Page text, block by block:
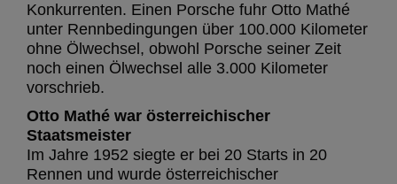
Konkurrenten. Einen Porsche fuhr Otto Mathé
unter Rennbedingungen über 100.000 Kilometer
ohne Ölwechsel, obwohl Porsche seiner Zeit
noch einen Ölwechsel alle 3.000 Kilometer
vorschrieb.
Otto Mathé war österreichischer
Staatsmeister
Im Jahre 1952 siegte er bei 20 Starts in 20
Rennen und wurde österreichischer